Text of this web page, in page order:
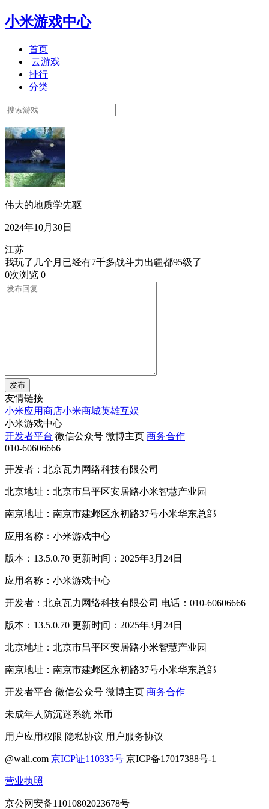
小米游戏中心
首页
云游戏
排行
分类
伟大的地质学先驱
2024年10月30日
江苏
我玩了几个月已经有7千多战斗力出疆都95级了
0次浏览 0
发布
友情链接
小米应用商店小米商城英雄互娱
小米游戏中心
开发者平台 微信公众号 微博主页 商务合作
010-60606666
开发者：北京瓦力网络科技有限公司
北京地址：北京市昌平区安居路小米智慧产业园
南京地址：南京市建邺区永初路37号小米华东总部
应用名称：小米游戏中心
版本：13.5.0.70 更新时间：2025年3月24日
应用名称：小米游戏中心
开发者：北京瓦力网络科技有限公司 电话：010-60606666
版本：13.5.0.70 更新时间：2025年3月24日
北京地址：北京市昌平区安居路小米智慧产业园
南京地址：南京市建邺区永初路37号小米华东总部
开发者平台 微信公众号 微博主页 商务合作
未成年人防沉迷系统 米币
用户应用权限 隐私协议 用户服务协议
@wali.com 京ICP证110335号 京ICP备17017388号-1
营业执照
京公网安备11010802023678号